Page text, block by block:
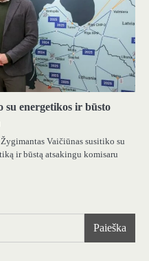
su energetikos ir būsto
Vaičiūnas susitiko su
ir būstą atsakingu komisaru
Paieška